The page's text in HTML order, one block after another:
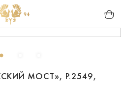
МОСТ», Р.2549,